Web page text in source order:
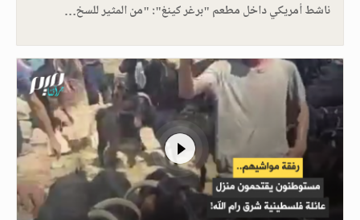
ناشط أمريكي داخل مطعم "برغر كينغ": "من المثير للسخ…